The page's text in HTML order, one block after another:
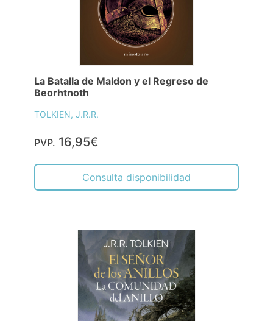
La Batalla de Maldon y el Regreso de
Beorhtnoth
TOLKIEN, J.R.R.
PVP. 16,95€
Consulta disponibilidad